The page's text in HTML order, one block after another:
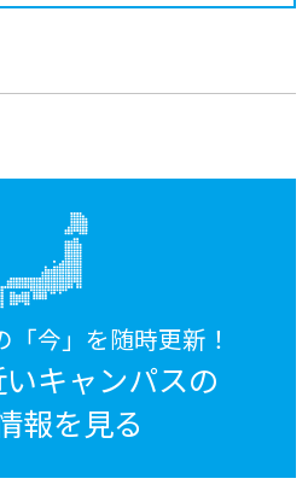
今」を随時更新！
キャンパスの
報を見る